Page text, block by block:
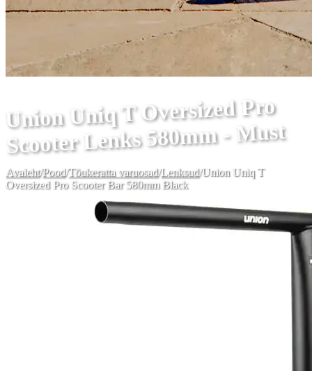
Union Uniq T Oversized Pro
Scooter Lenks 580mm - Must
Avaleht/Pood/Tõukeratta varuosad/Lenksud/Union Uniq T
Oversized Pro Scooter Bar 580mm Black